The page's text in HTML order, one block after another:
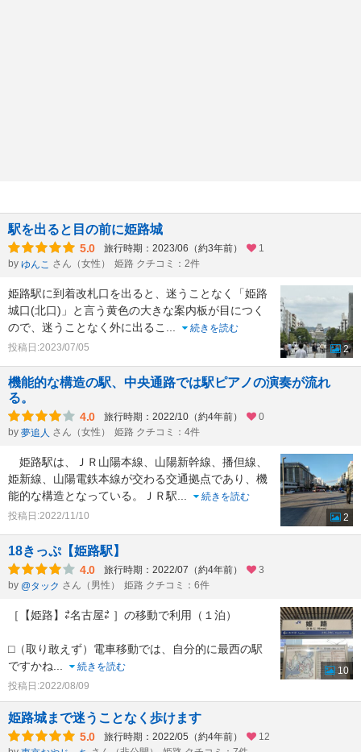
駅を出ると目の前に姫路城
5.0 旅行時期：2023/06（約3年前）
1
by ゆんこ さん（女性） 姫路 クチコミ：2件
姫路駅に到着改札口を出ると、迷うことなく「姫路
城口(北口)」と言う黄色の大きな案内板が目につく
ので、迷うことなく外に出るこ
続きを読む
投稿日:2023/07/05
2
機能的な構造の駅、中央通路では駅ピアノの演奏が流れ
る。
4.0 旅行時期：2022/10（約4年前）
0
by 夢追人 さん（女性） 姫路 クチコミ：4件
姫路駅は、ＪＲ山陽本線、山陽新幹線、播但線、
姫新線、山陽電鉄本線が交わる交通拠点であり、機
能的な構造となっている。ＪＲ駅
続きを読む
投稿日:2022/11/10
2
18きっぷ【姫路駅】
4.0 旅行時期：2022/07（約4年前）
3
by @タック さん（男性） 姫路 クチコミ：6件
［【姫路】⇄名古屋⇄ ］の移動で利用（１泊）
⬜︎（取り敢えず）電車移動では、自分的に最西の駅
ですかね
続きを読む
投稿日:2022/08/09
10
姫路城まで迷うことなく歩けます
5.0 旅行時期：2022/05（約4年前）
12